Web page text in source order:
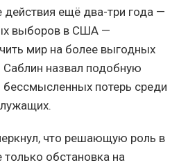
ещё два-три года —
выборов в США —
мир на более выгодных
Саблин назвал подобную
бессмысленных потерь среди
что решающую роль в
только обстановка на